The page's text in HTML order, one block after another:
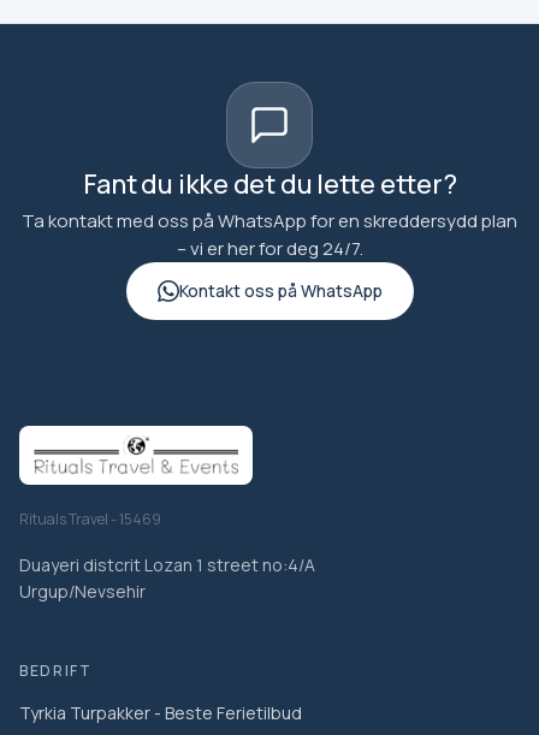
Fant du ikke det du lette etter?
Ta kontakt med oss på WhatsApp for en skreddersydd plan
– vi er her for deg 24/7.
Kontakt oss på WhatsApp
Rituals Travel - 15469
Duayeri distcrit Lozan 1 street no:4/A
Urgup/Nevsehir
BEDRIFT
Tyrkia Turpakker - Beste Ferietilbud